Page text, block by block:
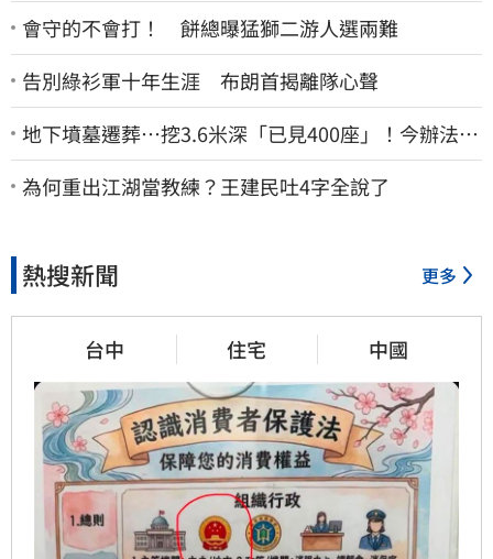
會守的不會打！ 餅總曝猛獅二游人選兩難
告別綠衫軍十年生涯 布朗首揭離隊心聲
地下墳墓遷葬…挖3.6米深「已見400座」！今辦法會
安撫祖先
為何重出江湖當教練？王建民吐4字全說了
熱搜新聞 更多
台中 住宅 中國